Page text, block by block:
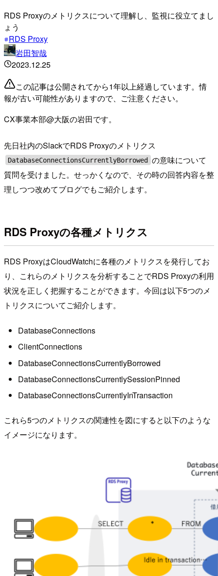
RDS Proxyのメトリクスについて理解し、監視に役立てまし
ょう
RDS Proxy
岩田智哉
2023.12.25
この記事は公開されてから1年以上経過しています。情
報が古い可能性がありますので、ご注意ください。
CX事業本部@大阪の岩田です。
先日社内のSlackでRDS Proxyのメトリクス
DatabaseConnectionsCurrentlyBorrowed の意味について
質問を受けました。せっかくなので、その時の回答内容を整
理しつつ改めてブログでもご紹介します。
RDS Proxyの各種メトリクス
RDS ProxyはCloudWatchに各種のメトリクスを発行してお
り、これらのメトリクスを分析することでRDS Proxyの利用
状況を正しく把握することができます。今回は以下5つのメ
トリクスについてご紹介します。
DatabaseConnections
ClientConnections
DatabaseConnectionsCurrentlyBorrowed
DatabaseConnectionsCurrentlySessionPinned
DatabaseConnectionsCurrentlyInTransaction
これら5つのメトリクスの関連性を図にすると以下のような
イメージになります。